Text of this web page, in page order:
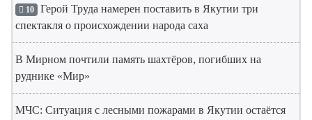
10 Герой Труда намерен поставить в Якутии три
спектакля о происхождении народа саха
В Мирном почтили память шахтёров, погибших на
руднике «Мир»
МЧС: Ситуация с лесными пожарами в Якутии остаётся